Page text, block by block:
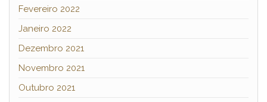
Fevereiro 2022
Janeiro 2022
Dezembro 2021
Novembro 2021
Outubro 2021